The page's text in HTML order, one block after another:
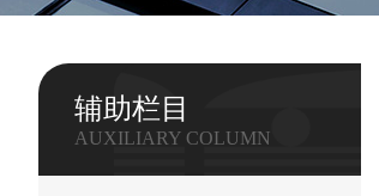
辅助栏目
AUXILIARY COLUMN